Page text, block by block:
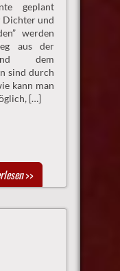
geplant
Dichter und
werden
aus der
und dem
sind durch
kann man
[…]
>>